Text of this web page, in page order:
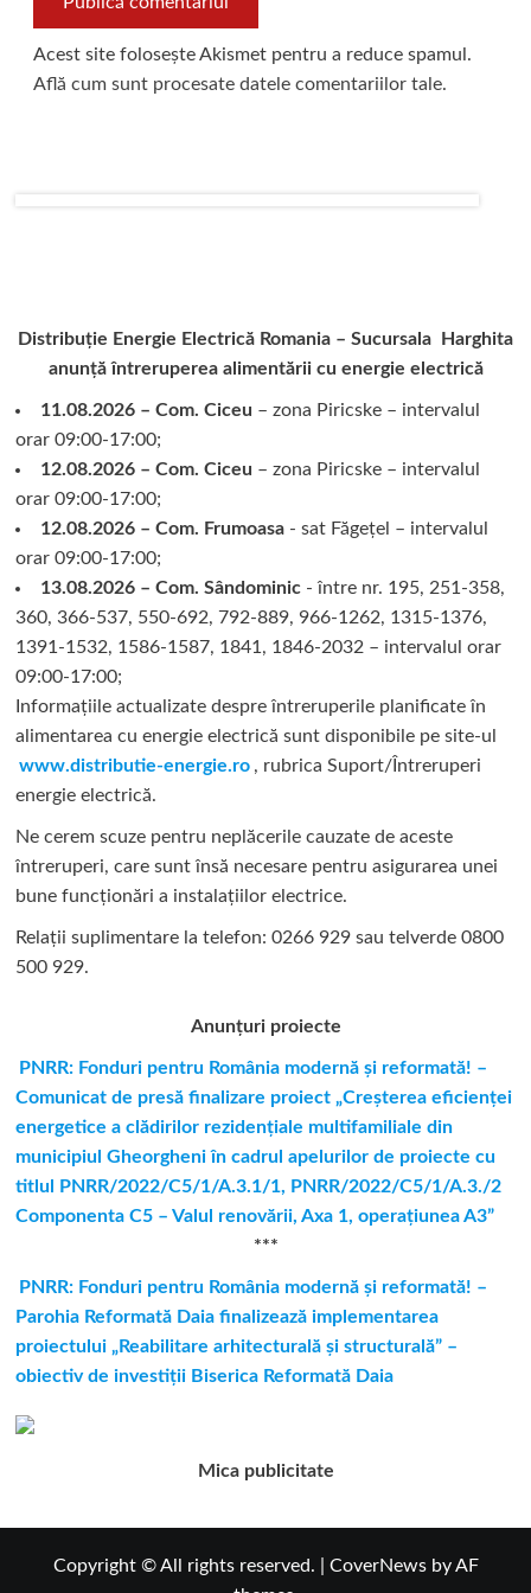
Acest site folosește Akismet pentru a reduce spamul.
Află cum sunt procesate datele comentariilor tale.
Distribuție Energie Electrică Romania – Sucursala Harghita
anunță întreruperea alimentării cu energie electrică
11.08.2026 – Com. Ciceu – zona Piricske – intervalul
orar 09:00-17:00;
12.08.2026 – Com. Ciceu – zona Piricske – intervalul
orar 09:00-17:00;
12.08.2026 – Com. Frumoasa- sat Făgețel – intervalul
orar 09:00-17:00;
13.08.2026 – Com. Sândominic- între nr. 195, 251-358,
360, 366-537, 550-692, 792-889, 966-1262, 1315-1376,
1391-1532, 1586-1587, 1841, 1846-2032 – intervalul orar
09:00-17:00;
Informațiile actualizate despre întreruperile planificate în
alimentarea cu energie electrică sunt disponibile pe site-ul
www.distributie-energie.ro , rubrica Suport/Întreruperi
energie electrică.
Ne cerem scuze pentru neplăcerile cauzate de aceste
întreruperi, care sunt însă necesare pentru asigurarea unei
bune funcționări a instalațiilor electrice.
Relații suplimentare la tel efon: 0266 929 sau telverde 0800
500 929.
Anunțuri proiecte
PNRR: Fonduri pentru România modernă şi reformată! –
Comunicat de presă finalizare proiect „Creşterea eficienţei
energetice a clădirilor rezidenţiale multifamiliale din
municipiul Gheorgheni în cadrul apelurilor de proiecte cu
titlul PNRR/2022/C5/1/A.3.1/1, PNRR/2022/C5/1/A.3./2
Componenta C5 – Valul renovării, Axa 1, operaţiunea A3”
***
PNRR: Fonduri pentru România modernă și reformată! –
Parohia Reformată Daia finalizează implementarea
proiectului „Reabilitare arhitecturală și structurală” –
obiectiv de investiții Biserica Reformată Daia
Mica publicitate
Copyright © All rights reserved. CoverNewsby AF